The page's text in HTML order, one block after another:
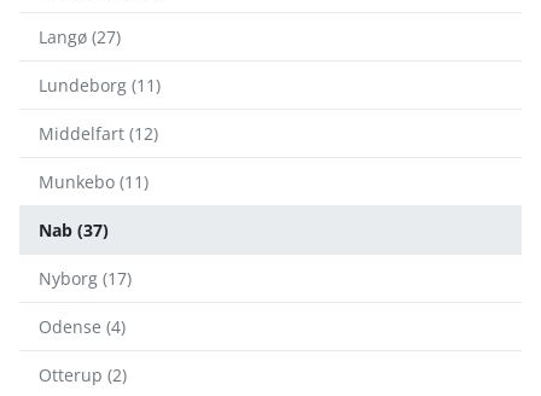
Langø (27)
Lundeborg (11)
Middelfart (12)
Munkebo (11)
Nab (37)
Nyborg (17)
Odense (4)
Otterup (2)